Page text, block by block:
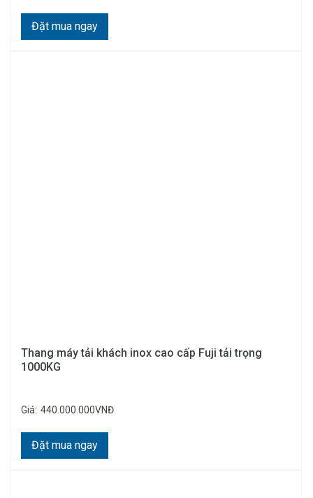
Đặt mua ngay
Thang máy tải khách inox cao cấp Fuji tải trọng
1000KG
Giá: 440.000.000VNĐ
Đặt mua ngay